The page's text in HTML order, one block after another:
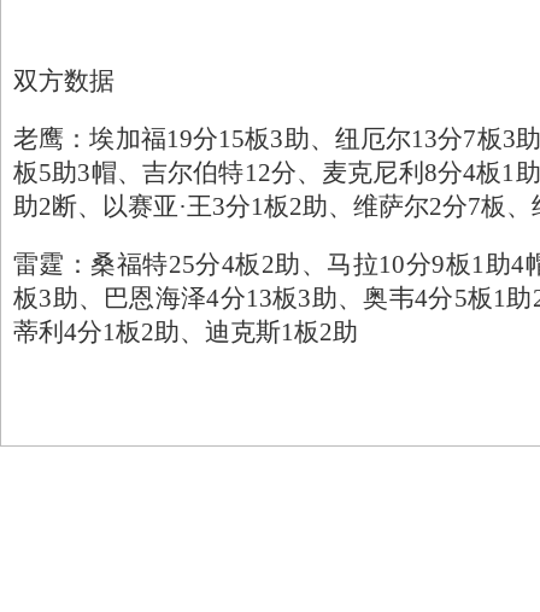
双方数据
老鹰：埃加福19分15板3助、纽厄尔13分7板3
板5助3帽、吉尔伯特12分、麦克尼利8分4板1
助2断、以赛亚·王3分1板2助、维萨尔2分7板
雷霆： 桑福特25分4板2助、马拉10分9板1助4
板3助、巴恩海泽4分13板3助、奥韦4分5板1助
蒂利4分1板2助、迪克斯1板2助